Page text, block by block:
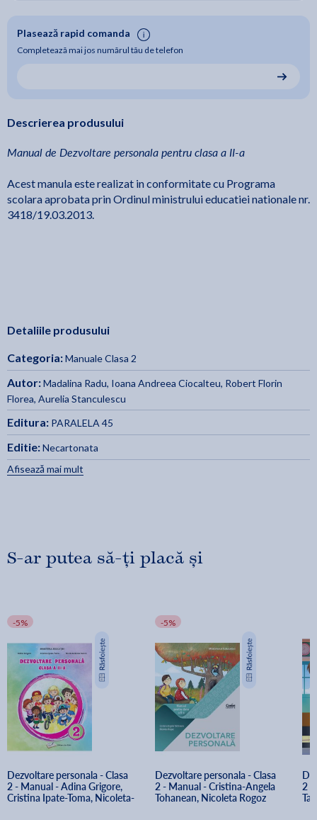
Plasează rapid comanda
Completează mai jos numărul tău de telefon
Descrierea produsului
Manual de Dezvoltare personala pentru clasa a II-a
Acest manula este realizat in conformitate cu Programa
scolara aprobata prin Ordinul ministrului educatiei nationale nr.
3418/19.03.2013.
Detaliile produsului
Categoria:Manuale Clasa 2
Autor:Madalina Radu, Ioana Andreea Ciocalteu, Robert Florin
Florea, Aurelia Stanculescu
Editura: PARALELA 45
Editie:Necartonata
Afisează mai mult
S-ar putea să-ți placă și
-5%
Dezvoltare personala - Clasa
2 - Manual - Adina Grigore,
Cristina Ipate-Toma, Nicoleta-
-5%
Dezvoltare personala - Clasa
2 - Manual - Cristina-Angela
Tohanean, Nicoleta Rogoz
2 -